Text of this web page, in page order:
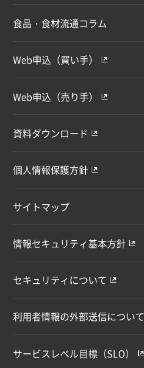
食品・食材流通コラム
Web申込（買い手）
Web申込（売り手）
資料ダウンロード
個人情報保護方針
サイトマップ
情報セキュリティ基本方針
セキュリティについて
利用者情報の外部送信について
サービスレベル目標（SLO）